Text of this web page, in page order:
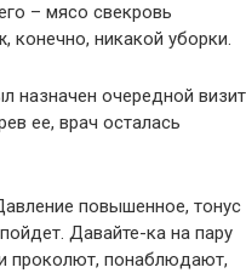
– мясо свекровь
конечно, никакой уборки.
назначен очередной визит
ее, врач осталась
повышенное, тонус
Давайте-ка на пару
проколют, понаблюдают,